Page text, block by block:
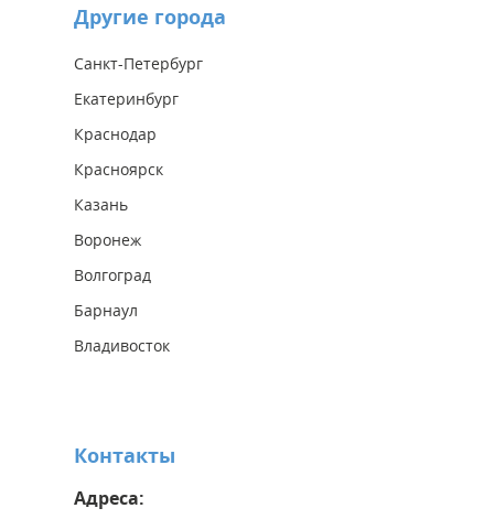
Другие города
Санкт-Петербург
Екатеринбург
Краснодар
Красноярск
Казань
Воронеж
Волгоград
Барнаул
Владивосток
Контакты
Адреса: